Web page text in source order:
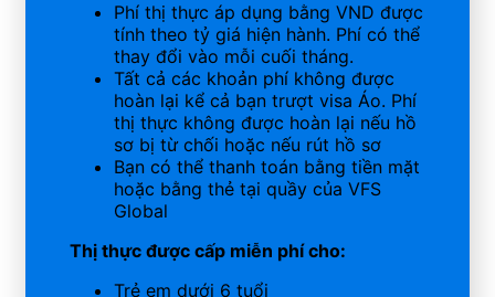
Phí thị thực áp dụng bằng VND được
tính theo tỷ giá hiện hành. Phí có thể
thay đổi vào mỗi cuối tháng.
Tất cả các khoản phí không được
hoàn lại kể cả bạn trượt visa Áo. Phí
thị thực không được hoàn lại nếu hồ
sơ bị từ chối hoặc nếu rút hồ sơ
Bạn có thể thanh toán bằng tiền mặt
hoặc bằng thẻ tại quầy của VFS
Global
Thị thực được cấp miễn phí cho:
Trẻ em dưới 6 tuổi